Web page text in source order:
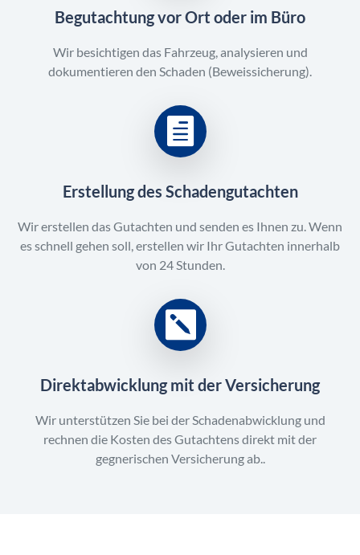
Begutachtung vor Ort oder im Büro
Wir besichtigen das Fahrzeug, analysieren und
dokumentieren den Schaden (Beweissicherung).
Erstellung des Schadengutachten
Wir erstellen das Gutachten und senden es Ihnen zu. Wenn
es schnell gehen soll, erstellen wir Ihr Gutachten innerhalb
von 24 Stunden.
Direktabwicklung mit der Versicherung
Wir unterstützen Sie bei der Schadenabwicklung und
rechnen die Kosten des Gutachtens direkt mit der
gegnerischen Versicherung ab..